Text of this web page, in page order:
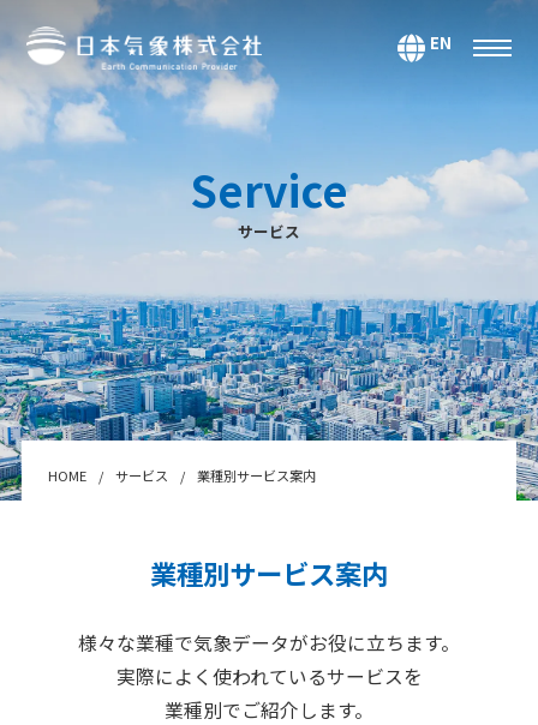
EN
サービス
気候・大気海洋
マーケティング＆アナリティクス
防災・危機管理
データ＆コンテンツ
システムインテグレーション
セミナー・スクール
Webサービス・アプリ
2026年
2025年
Service
サービス
HOME サービス 業種別サービス案内
業種別サービス案内
様々な業種で気象データがお役に立ちます。
実際によく使われているサービスを
業種別でご紹介します。